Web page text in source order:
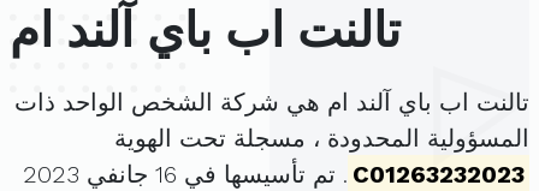
تالنت اب باي آلند ام
تالنت اب باي آلند ام هي شركة الشخص الواحد ذات
المسؤولية المحدودة ، مسجلة تحت الهوية
C01263232023
. تم تأسيسها في 16 جانفي 2023